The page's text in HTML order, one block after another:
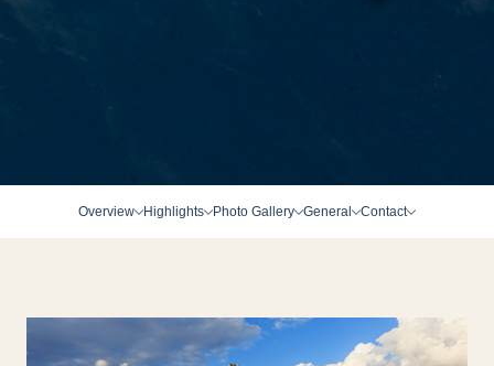
Overview Highlights Photo Gallery General Contact